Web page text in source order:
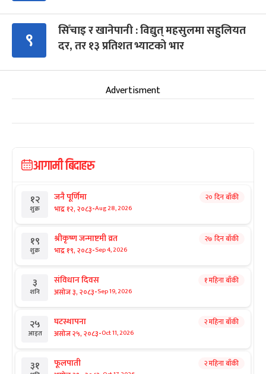
९
सिँचाइ र खानेपानी : विद्युत् महसुलमा सहुलियत
दर, तर १३ प्रतिशत भ्याटको भार
Advertisment
आगामी बिदाहरु
१२
शुक्र
जनै पूर्णिमा
भाद्र १२, २०८३-Aug 28, 2026
२० दिन बाँकी
१९
शुक्र
श्रीकृष्ण जन्माष्टमी व्रत
भाद्र १९, २०८३-Sep 4, 2026
२७ दिन बाँकी
३
शनि
संविधान दिवस
असोज ३, २०८३-Sep 19, 2026
१ महिना बाँकी
२५
आइत
घटस्थापना
असोज २५, २०८३-Oct 11, 2026
२ महिना बाँकी
३१ फूलपाती २ महिना बाँकी